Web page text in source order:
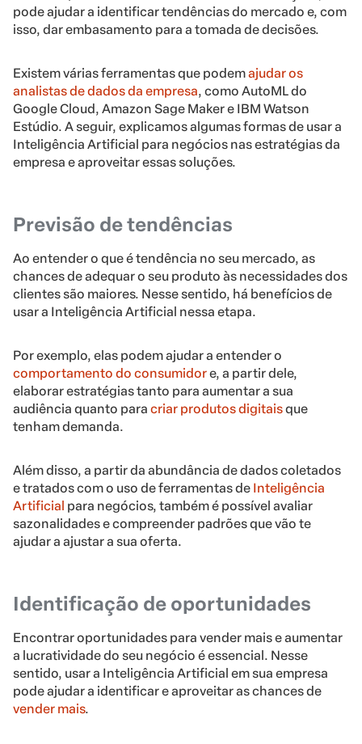
pode ajudar a identificar tendências do mercado e, com
isso, dar embasamento para a tomada de decisões.
Existem várias ferramentas que podemajudar os
analistas de dados da empresa, como AutoML do
Google Cloud, Amazon Sage Maker e IBM Watson
Estúdio. A seguir, explicamos algumas formas de usar a
Inteligência Artificial para negócios nas estratégias da
empresa e aproveitar essas soluções.
Previsão de tendências
Ao entender o que é tendência no seu mercado, as
chances de adequar o seu produto às necessidades dos
clientes são maiores. Nesse sentido, há benefícios de
usar a Inteligência Artificial nessa etapa.
Por exemplo, elas podem ajudar a entender o
comportamento do consumidore, a partir dele,
elaborar estratégias tanto para aumentar a sua
audiência quanto para criar produtos digitaisque
tenham demanda.
Além disso, a partir da abundância de dados coletados
e tratados com o uso de ferramentas de Inteligência
Artificial para negócios, também é possível avaliar
sazonalidades e compreender padrões que vão te
ajudar a ajustar a sua oferta.
Identificação de oportunidades
Encontrar oportunidades para vender mais e aumentar
a lucratividade do seu negócio é essencial. Nesse
sentido, usar a Inteligência Artificial em sua empresa
pode ajudar a identificar e aproveitar as chances de
vender mais.